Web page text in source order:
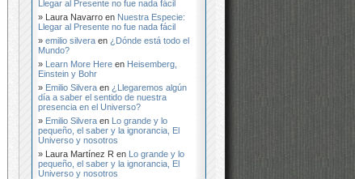
Llegar al Presente no fue nada fácil
Laura Navarro en Nuestra Especie:
Llegar al Presente no fue nada fácil
emilio silvera en ¿Dónde está todo el
Mundo?
Learn More Here en Heisemberg,
Einstein y Bohr
Emilio Silvera en ¿Llegaremos algún
día a saber el sentido de nuestra
presencia en el Universo?
Emilio Silvera en Lo grande y lo
pequeño, el saber y la ignorancia, El
Universo y nosotros
Laura Martínez R en Lo grande y lo
pequeño, el saber y la ignorancia, El
Universo y nosotros